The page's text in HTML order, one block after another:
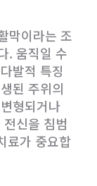
막이라는 조
. 움직일 수
발적 특징
된 주위의
형되거나
신을 침범
료가 중요합